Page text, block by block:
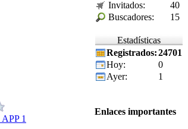
Invitados:
40
Buscadores:
15
Estadísticas
Registrados:24701
Hoy:
0
Ayer:
1
Enlaces importantes